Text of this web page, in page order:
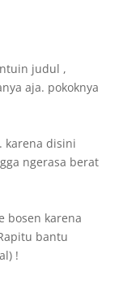
judul ,
aja. pokoknya
karena disini
ngerasa berat
bosen karena
bantu
!